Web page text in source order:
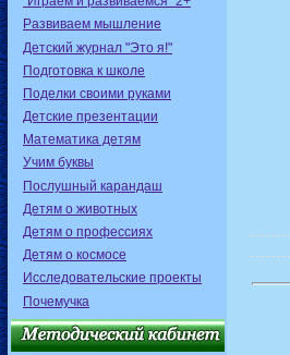
Развиваем мышление
Детский журнал "Это я!"
Подготовка к школе
Поделки своими руками
Детские презентации
Математика детям
Учим буквы
Послушный карандаш
Детям о животных
Детям о профессиях
Детям о космосе
Исследовательские проекты
Почемучка